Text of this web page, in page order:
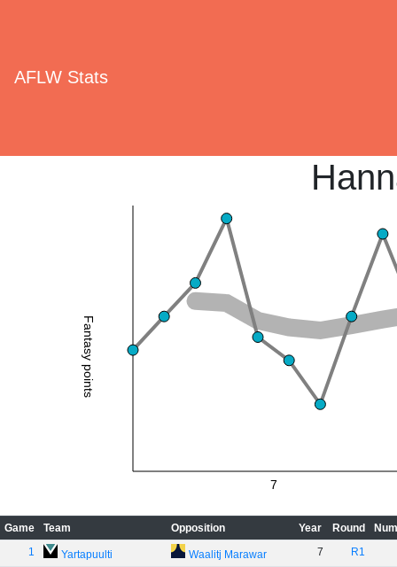
AFLW Stats
Fantasy points
7
Game Team Opposition Year Round
1
Yartapuulti Waalitj Marawar 7 R1